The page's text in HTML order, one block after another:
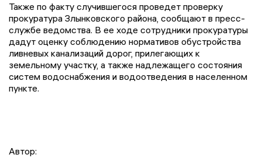
Также по факту случившегося проведет проверку
прокуратура Злынковского района, сообщают в пресс-
службе ведомства. В ее ходе сотрудники прокуратуры
дадут оценку соблюдению нормативов обустройства
ливневых канализаций дорог, прилегающих к
земельному участку, а также надлежащего состояния
систем водоснабжения и водоотведения в населенном
пункте.
Автор: